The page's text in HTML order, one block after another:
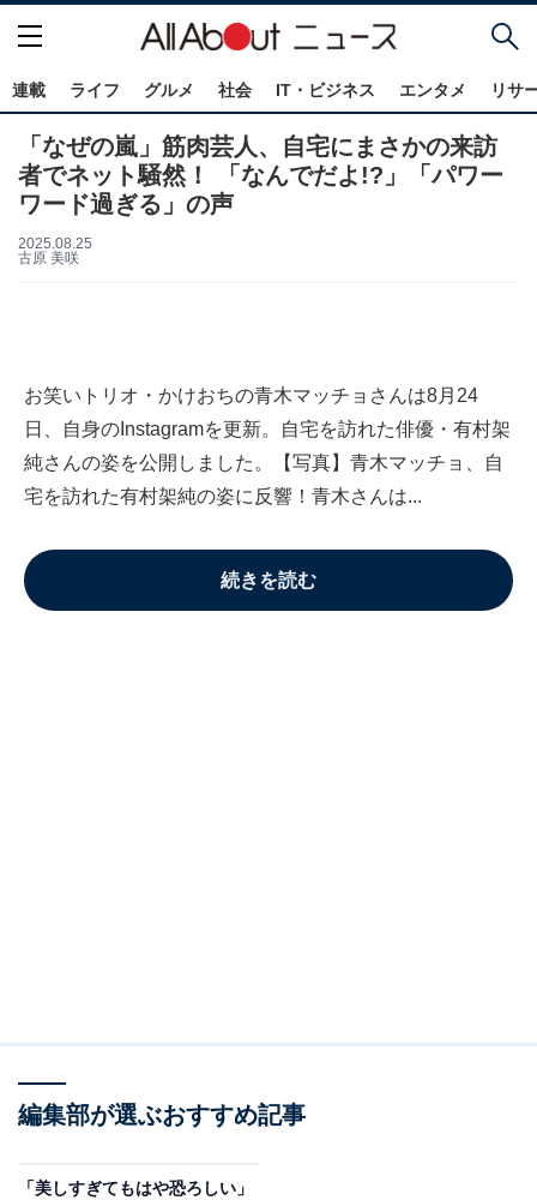
連載 ライフ グルメ 社会 IT・ビジネス エンタメ リサ
「なぜの嵐」筋肉芸人、自宅にまさかの来訪
者でネット騒然！ 「なんでだよ!?」「パワー
ワード過ぎる」の声
2025.08.25
古原 美咲
お笑いトリオ・かけおちの青木マッチョさんは8月24
日、自身のInstagramを更新。自宅を訪れた俳優・有村架
純さんの姿を公開しました。【写真】青木マッチョ、自
宅を訪れた有村架純の姿に反響！青木さんは...
続きを読む
編集部が選ぶおすすめ記事
「美しすぎてもはや恐ろしい」